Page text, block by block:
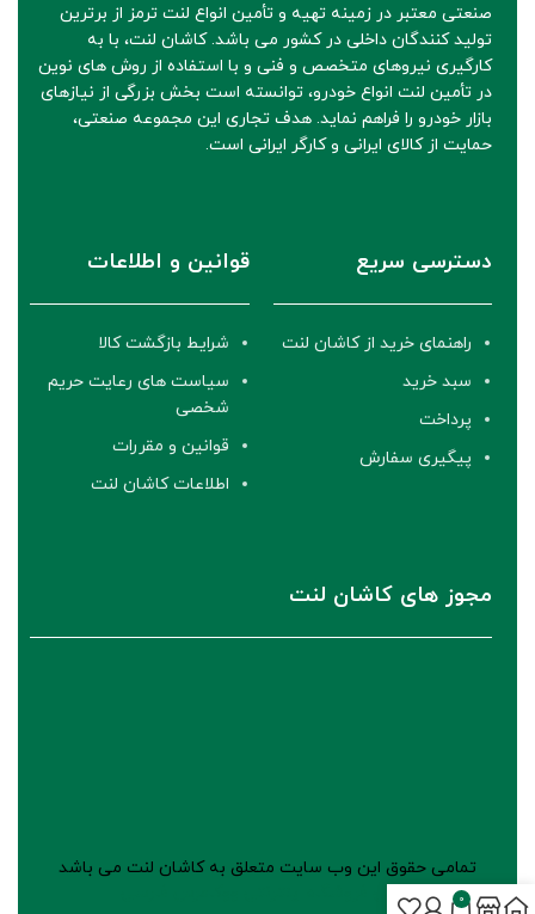
صنعتی معتبر در زمینه تهیه و تأمین انواع لنت ترمز از برترین
تولید کنندگان داخلی در کشور می باشد. کاشان لنت، با به
کارگیری نیروهای متخصص و فنی و با استفاده از روش های نوین
در تأمین لنت انواع خودرو، توانسته است بخش بزرگی از نیازهای
بازار خودرو را فراهم نماید. هدف تجاری این مجموعه صنعتی،
حمایت از کالای ایرانی و کارگر ایرانی است.
دسترسی سریع
راهنمای خرید از کاشان لنت
سبد خرید
پرداخت
پیگیری سفارش
قوانین و اطلاعات
شرایط بازگشت کالا
سیاست های رعایت حریم
شخصی
قوانین و مقررات
اطلاعات کاشان لنت
مجوز های کاشان لنت
تمامی حقوق این وب سایت متعلق به کاشان لنت می باشد
طراحی فروشگاه اینترنتی
0